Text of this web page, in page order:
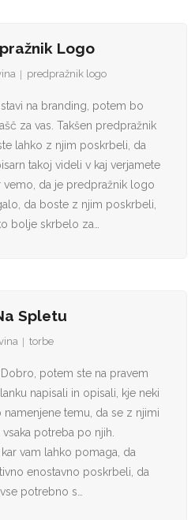
Logo
predpražnik logo
na branding, potem bo
za vas. Takšen predpražnik
lahko z njim poskrbeli, da
takoj videli v kaj verjamete
vemo, da je predpražnik logo
da boste z njim poskrbeli,
bolje skrbelo za…
Spletu
torbe
potem ste na pravem
napisali in opisali, kje neki
namenjene temu, da se z njimi
potreba po njih.
vam lahko pomaga, da
enostavno poskrbeli, da
potrebno s…